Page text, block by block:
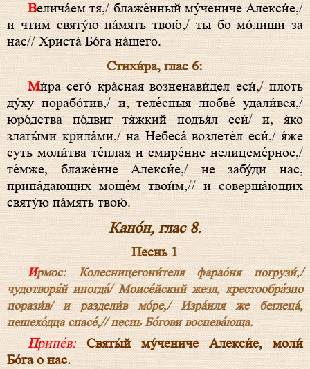
Велича́ем тя,/ блаже́нный му́чениче Алекси́е,/
и чтим святу́ю па́мять твою́,/ ты бо мо́лиши за
нас// Христа́ Бо́га на́шего.
Стихи́ра, глас 6:
Ми́ра сего́ кра́сная возненави́дел еси́,/ плоть
ду́ху порабо́тив,/ и, теле́сныя любве́ удали́вся,/
юро́дства по́двиг тя́жкий подъя́л еси́/ и, я́ко
златы́ми крила́ми,/ на Небеса́ возлете́л еси́,/ я́же
суть моли́тва те́плая и смире́ние нелицеме́рное,/
те́мже, блаже́нне Алекси́е,/ не забу́ди нас,
припа́дающих моще́м твои́м,// и соверша́ющих
святу́ю па́мять твою́.
Кано́н, глас 8.
Песнь 1
Ирмос: Колесницегони́теля фарао́ня погрузи́,/
чудотворя́й иногда́/ Моисе́йский жезл, крестообра́зно
порази́в/ и раздели́в мо́ре,/ Изра́иля же беглеца́,
пешехо́дца спасе́,// песнь Бо́гови воспева́юща.
Припе́в:
Святы́й му́чениче Алекси́е, моли́
Бо́га о нас.